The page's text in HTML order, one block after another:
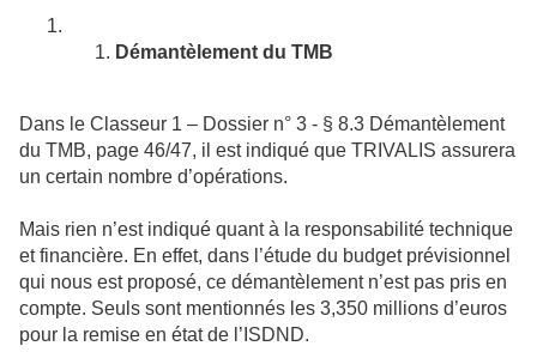
Démantèlement du TMB
Dans le Classeur 1 – Dossier n° 3 - § 8.3 Démantèlement
du TMB, page 46/47, il est indiqué que TRIVALIS assurera
un certain nombre d’opérations.
Mais rien n’est indiqué quant à la responsabilité technique
et financière. En effet, dans l’étude du budget prévisionnel
qui nous est proposé, ce démantèlement n’est pas pris en
compte. Seuls sont mentionnés les 3,350 millions d’euros
pour la remise en état de l’ISDND.